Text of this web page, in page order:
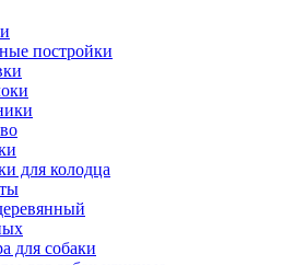
постройки
для колодца
для собаки